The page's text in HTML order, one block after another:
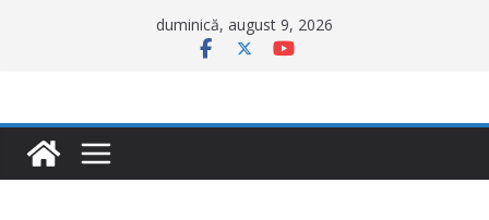
duminică, august 9, 2026